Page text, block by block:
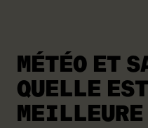
MÉTÉO ET
QUELLE